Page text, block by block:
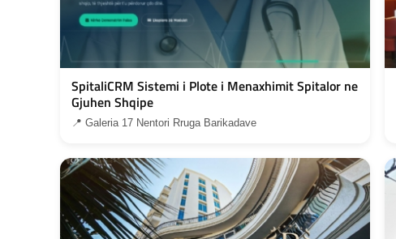
SpitaliCRM Sistemi i Plote i Menaxhimit Spitalor ne
Gjuhen Shqipe
📍 Galeria 17 Nentori Rruga Barikadave